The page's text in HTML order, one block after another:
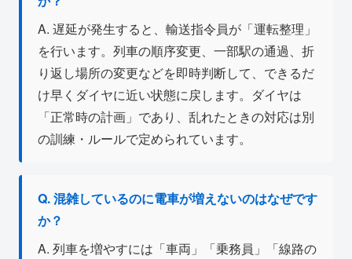
A. 遅延が発生すると、輸送指令員が「運転整理」
を行います。列車の順序変更、一部駅の通過、折
り返し場所の変更などを即時判断して、できるだ
け早くダイヤに近い状態に戻します。ダイヤは
「正常時の計画」であり、乱れたときの対応は別
の訓練・ルールで定められています。
Q. 混雑しているのに電車が増えないのはなぜです
か？
A. 列車を増やすには「車両」「乗務員」「線路の